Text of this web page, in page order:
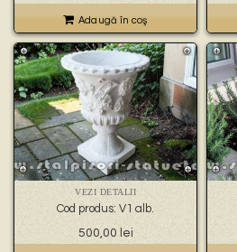
Adaugă în coş
VEZI DETALII
Cod produs: V1 alb.
500,00 lei